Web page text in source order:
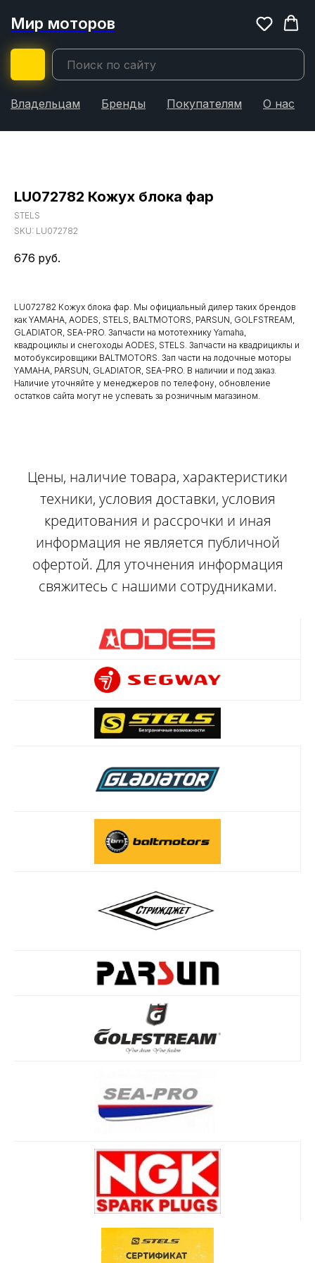
Мир моторов
Владельцам Бренды Покупателям О нас
LU072782 Кожух блока фар
STELS
SKU: LU072782
676 руб.
LU072782 Кожух блока фар. Мы официальный дилер таких брендов
как YAMAHA, AODES, STELS, BALTMOTORS, PARSUN, GOLFSTREAM,
GLADIATOR, SEA-PRO. Запчасти на мототехнику Yamaha,
квадроциклы и снегоходы AODES, STELS. Запчасти на квадрициклы и
мотобуксировщики BALTMOTORS. Зап части на лодочные моторы
YAMAHA, PARSUN, GLADIATOR, SEA-PRO. В наличии и под заказ.
Наличие уточняйте у менеджеров по телефону, обновление
остатков сайта могут не успевать за розничным магазином.
Цены, наличие товара, характеристики
техники, условия доставки, условия
кредитования и рассрочки и иная
информация не является публичной
офертой. Для уточнения информация
свяжитесь с нашими сотрудниками.